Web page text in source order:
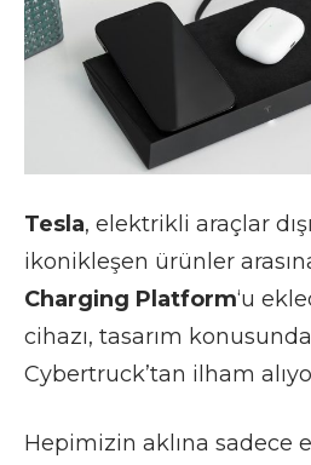
Tesla, elektrikli araçlar
ikonikleşen ürünler
Charging Platform‘u
cihazı, tasarım
Cybertruck’tan ilham
Hepimizin aklına sadece